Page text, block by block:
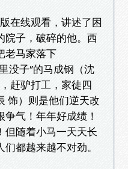
在线观看，讲述了困
院子，破碎的他。西
老马家落下
没子”的马成钢（沈
赶驴打工，家徒四
饰）则是他们逆天改
气！年年好成绩！
但随着小马一天天长
都越来越不对劲。